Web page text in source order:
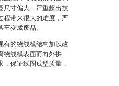
尺寸偏大，严重超出技
程带来很大的难度，严
变成废品。
有的绕线模结构加以改
绕线模表面而向外拱
，保证线圈成型质量，